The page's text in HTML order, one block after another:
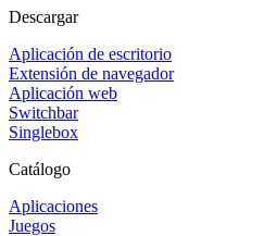
Descargar
Aplicación de escritorio
Extensión de navegador
Aplicación web
Switchbar
Singlebox
Catálogo
Aplicaciones
Juegos